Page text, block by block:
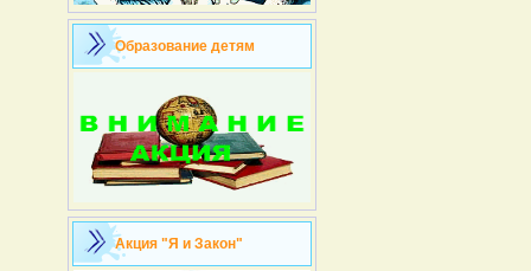
Образование детям
Акция "Я и Закон"